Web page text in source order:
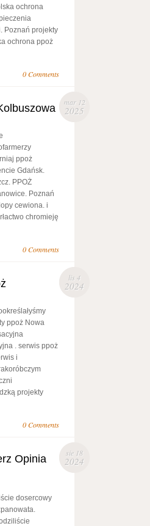
ochrona
Poznań projekty
ochrona ppoż
0 Comments
mar 12
2025
ppoż
Gdańsk.
PPOŻ
Poznań
cewiona. i
chromieję
0 Comments
lis 4
2024
ppoż Nowa
. serwis ppoż
i
projekty
0 Comments
sie 18
2024
Opinia
dosercowy